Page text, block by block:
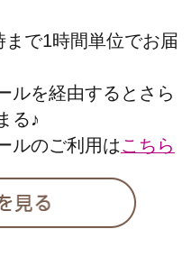
で1時間単位でお届
ルを経由するとさら
る♪
ルのご利用はこちら